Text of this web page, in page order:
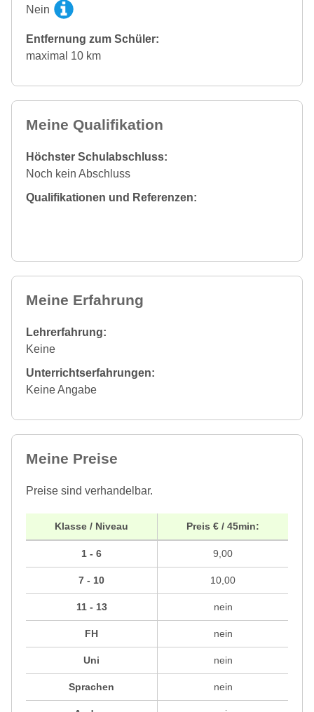
Nein
Entfernung zum Schüler:
maximal 10 km
Meine Qualifikation
Höchster Schulabschluss:
Noch kein Abschluss
Qualifikationen und Referenzen:
Meine Erfahrung
Lehrerfahrung:
Keine
Unterrichtserfahrungen:
Keine Angabe
Meine Preise
Preise sind verhandelbar.
Klasse / Niveau
1 - 6
7 - 10
11 - 13
FH
Uni
Sprachen
Preis € / 45min:
9,00
10,00
nein
nein
nein
nein